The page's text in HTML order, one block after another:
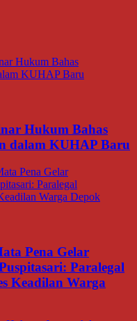
Hukum Bahas
dalam KUHAP Baru
Pena Gelar
Paralegal
Keadilan Warga